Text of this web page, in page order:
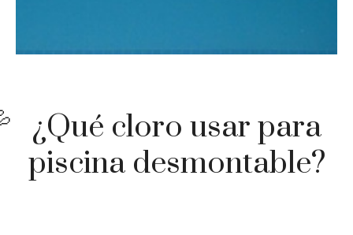
¿Qué cloro usar para
piscina desmontable?